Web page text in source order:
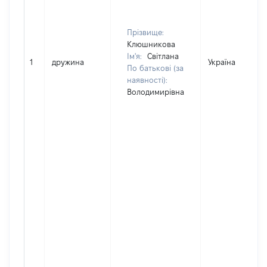
1 дружина
Прізвище:
Клюшникова
Ім'я:
Світлана
По батькові (за
наявності):
Володимирівна
Україна